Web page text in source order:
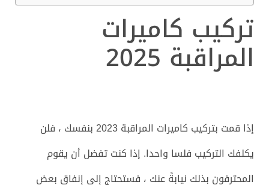
تركيب كاميرات
المراقبة 2025
إذا قمت بتركيب كاميرات المراقبة 2023 بنفسك ، فلن
يكلفك التركيب فلسا واحدا. إذا كنت تفضل أن يقوم
المحترفون بذلك نيابةً عنك ، فستحتاج إلى إنفاق بعض